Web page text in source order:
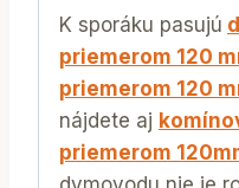
K sporáku pasujú
priemerom 120
priemerom 120
nájdete aj
priemerom